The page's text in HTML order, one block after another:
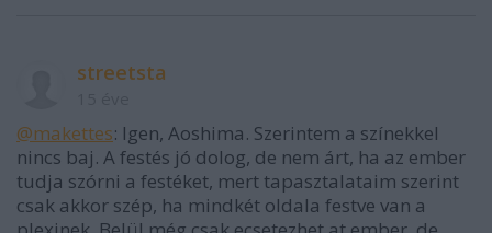
streetsta
@makettes: Igen, Aoshima. Szerintem a színekkel
nincs baj. A festés jó dolog, de nem árt, ha az ember
tudja szórni a festéket, mert tapasztalataim szerint
csak akkor szép, ha mindkét oldala festve van a